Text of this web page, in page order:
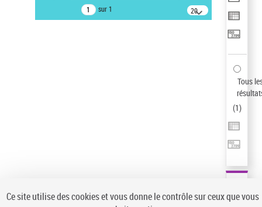
sur 1
20
résultats/page
Tous
(1)
Ce site utilise des cookies et vous donne le contrôle sur ceux que vous